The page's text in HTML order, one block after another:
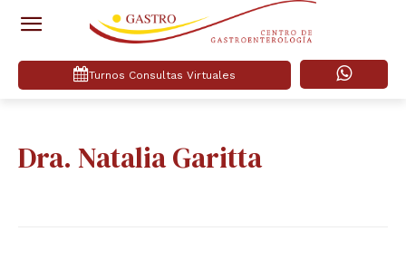
Turnos Consultas Virtuales
Dra. Natalia Garitta